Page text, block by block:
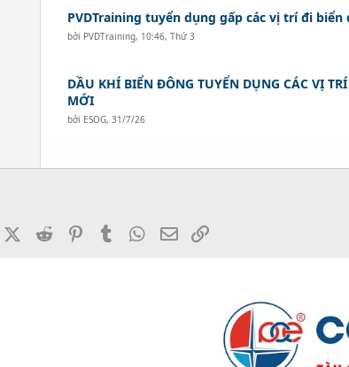
PVDTraining tuyển dụng gấp các vị trí đi biển
bởi PVDTraining, 10:46, Thứ 3
DẦU KHÍ BIỂN ĐÔNG TUYỂN DỤNG CÁC VỊ
MỚI
bởi ESOG,31/7/26
FacebookX (Twitter)
Reddit PinterestTumblrWhatsApp
Email